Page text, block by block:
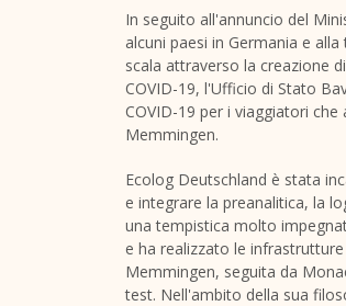
In seguito all'annuncio del
alcuni paesi in Germania e
scala attraverso la creazione
COVID-19, l'Ufficio di Stato
COVID-19 per i viaggiatori
Memmingen.
Ecolog Deutschland è stata
e integrare la preanalitica, la
una tempistica molto
e ha realizzato le
Memmingen, seguita da
test. Nell'ambito della sua